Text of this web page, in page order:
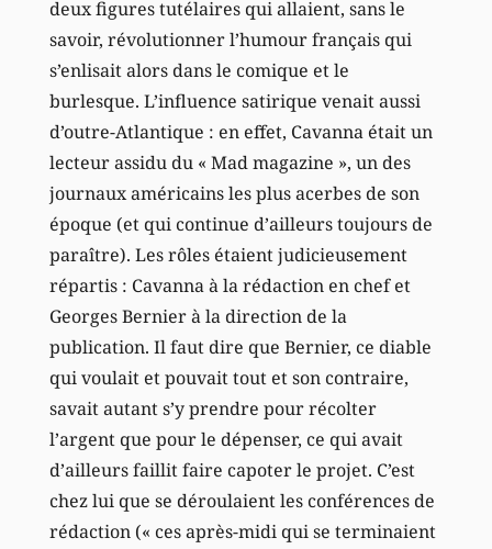
deux figures tutélaires qui allaient, sans le
savoir, révolutionner l’humour français qui
s’enlisait alors dans le comique et le
burlesque. L’influence satirique venait aussi
d’outre-Atlantique : en effet, Cavanna était un
lecteur assidu du « Mad magazine », un des
journaux américains les plus acerbes de son
époque (et qui continue d’ailleurs toujours de
paraître). Les rôles étaient judicieusement
répartis : Cavanna à la rédaction en chef et
Georges Bernier à la direction de la
publication. Il faut dire que Bernier, ce diable
qui voulait et pouvait tout et son contraire,
savait autant s’y prendre pour récolter
l’argent que pour le dépenser, ce qui avait
d’ailleurs faillit faire capoter le projet. C’est
chez lui que se déroulaient les conférences de
rédaction (« ces après-midi qui se terminaient